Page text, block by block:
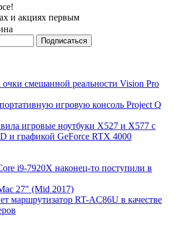
и акциях первым
очки смешанной реальности Vision Pro
игровую консоль Project Q
игровые ноутбуки X527 и X577 с
и графикой GeForce RTX 4000
i9-7920X наконец-то поступили в
27″ (Mid 2017)
маршрутизатор RT-AC86U в качестве